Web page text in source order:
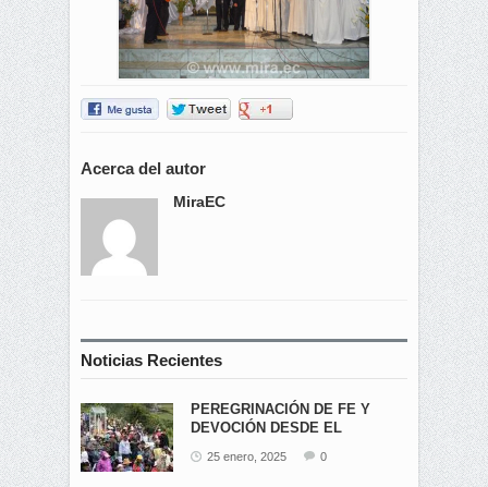
Acerca del autor
MiraEC
Noticias Recientes
PEREGRINACIÓN DE FE Y
DEVOCIÓN DESDE EL
25 enero, 2025 0